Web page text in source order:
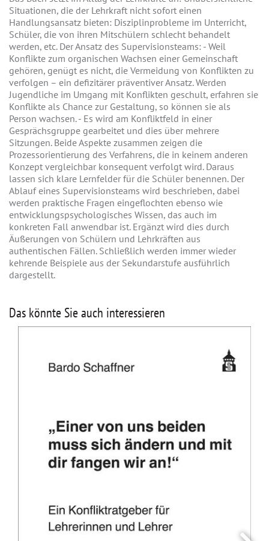
Situationen, die der Lehrkraft nicht sofort einen
Handlungsansatz bieten: Disziplinprobleme im Unterricht,
Schüler, die von ihren Mitschülern schlecht behandelt
werden, etc. Der Ansatz des Supervisionsteams: - Weil
Konflikte zum organischen Wachsen einer Gemeinschaft
gehören, genügt es nicht, die Vermeidung von Konflikten zu
verfolgen – ein defizitärer präventiver Ansatz. Werden
Jugendliche im Umgang mit Konflikten geschult, erfahren sie
Konflikte als Chance zur Gestaltung, so können sie als
Person wachsen. - Es wird am Konfliktfeld in einer
Gesprächsgruppe gearbeitet und dies über mehrere
Sitzungen. Beide Aspekte zusammen zeigen die
Prozessorientierung des Verfahrens, die in keinem anderen
Konzept vergleichbar konsequent verfolgt wird. Daraus
lassen sich klare Lernfelder für die Schüler benennen. Der
Ablauf eines Supervisionsteams wird beschrieben, dabei
werden praktische Fragen eingeflochten ebenso wie
entwicklungspsychologisches Wissen, das auch im
konkreten Fall anwendbar ist. Ergänzt wird dies durch
Äußerungen von Schülern und Lehrkräften aus
authentischen Fällen. Schließlich werden immer wieder
kehrende Beispiele aus der Sekundarstufe ausführlich
dargestellt.
Das könnte Sie auch interessieren